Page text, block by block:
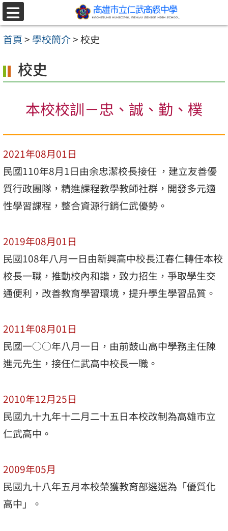
跳至主要內容區
選
單
首頁> 學校簡介>校史
校史
本校校訓－忠、誠、勤、樸
2021年08月01日
民國110年8月1日由余忠潔校長接任 ，建立友善優
質行政團隊，精進課程教學教師社群，開發多元適
性學習課程，整合資源行銷仁武優勢。
2019年08月01日
民國108年八月一日由新興高中校長江春仁轉任本校
校長一職，推動校內和諧，致力招生，爭取學生交
通便利，改善教育學習環境，提升學生學習品質。
2011年08月01日
民國一○○年八月一日，由前鼓山高中學務主任陳
進元先生，接任仁武高中校長一職。
2010年12月25日
民國九十九年十二月二十五日本校改制為高雄市立
仁武高中。
2009年05月
民國九十八年五月本校榮獲教育部遴選為「優質化
高中」。